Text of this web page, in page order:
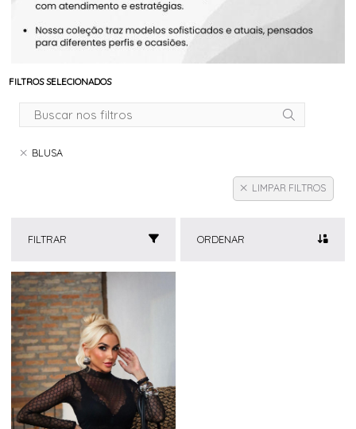
FILTROS SELECIONADOS
BLUSA
LIMPAR FILTROS
FILTRAR ORDENAR